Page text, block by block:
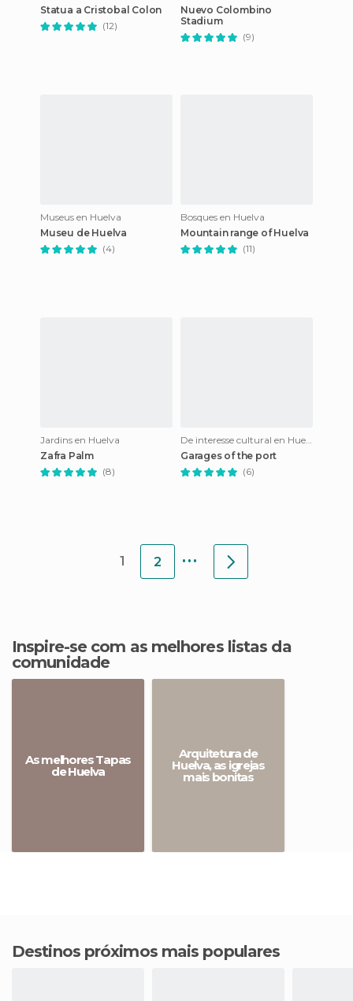
Statua a Cristobal Colon
(12)
Nuevo Colombino
Stadium
(9)
Museus en Huelva
Museu de Huelva
(4)
Bosques en Huelva
Mountain range of Huelva
(11)
Jardins en Huelva
Zafra Palm
(8)
De interesse cultural en Huelva
Garages of the port
(6)
1 2 ...
Inspire-se com as melhores listas da
comunidade
As melhores Tapas
de Huelva
Arquitetura de
Huelva, as igrejas
mais bonitas
Destinos próximos mais populares